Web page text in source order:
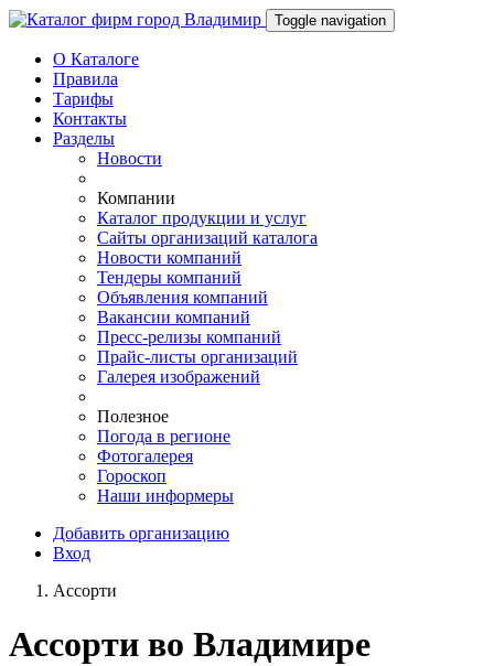
Toggle navigation
О Каталоге
Правила
Тарифы
Контакты
Разделы
Новости
Компании
Каталог продукции и услуг
Сайты организаций каталога
Новости компаний
Тендеры компаний
Объявления компаний
Вакансии компаний
Пресс-релизы компаний
Прайс-листы организаций
Галерея изображений
Полезное
Погода в регионе
Фотогалерея
Гороскоп
Наши информеры
Добавить организацию
Вход
Ассорти
Ассорти во Владимире